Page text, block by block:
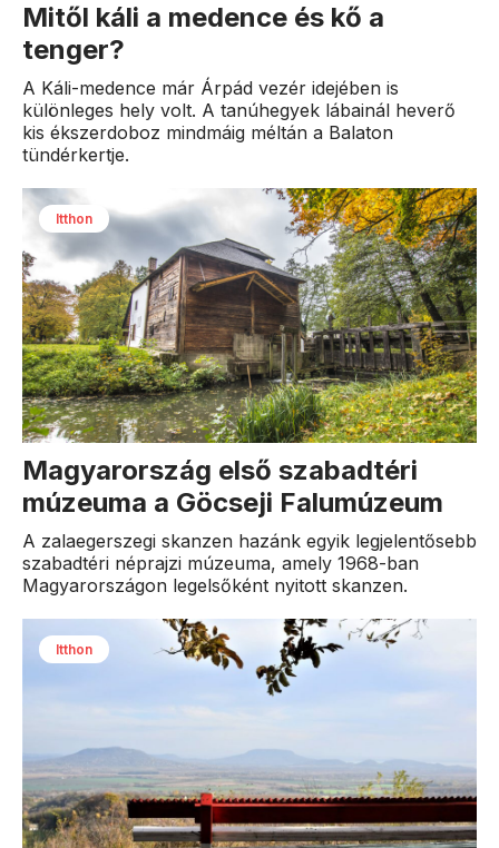
Mitől káli a medence és kő a
tenger?
A Káli-medence már Árpád vezér idejében is
különleges hely volt. A tanúhegyek lábainál heverő
kis ékszerdoboz mindmáig méltán a Balaton
tündérkertje.
Itthon
Magyarország első szabadtéri
múzeuma a Göcseji Falumúzeum
A zalaegerszegi skanzen hazánk egyik legjelentősebb
szabadtéri néprajzi múzeuma, amely 1968-ban
Magyarországon legelsőként nyitott skanzen.
Itthon